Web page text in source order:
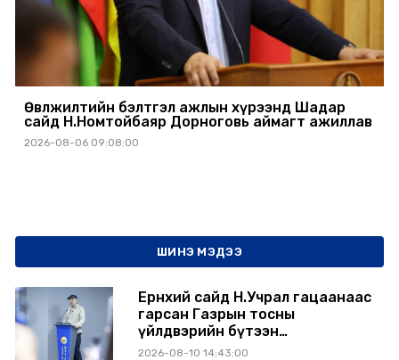
Өвөлжилтийн бэлтгэл ажлын хүрээнд Шадар
сайд Н.Номтойбаяр Дорноговь аймагт ажиллав
2026-08-06 09:08:00
ШИНЭ МЭДЭЭ
Ерөнхий сайд Н.Учрал гацаанаас
гарсан Газрын тосны
үйлдвэрийн бүтээн
байгуулалтыг тасралтгүй
2026-08-10 14:43:00